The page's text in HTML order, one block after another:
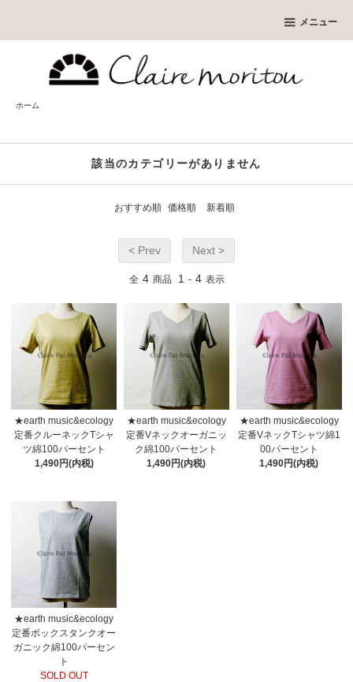
メニュー
ホーム
該当のカテゴリーがありません
おすすめ順 価格順 新着順
< Prev Next >
全 4 商品 1 - 4 表示
★earth music&ecology
定番クルーネックTシャ
ツ綿100パーセント
1,490円(内税)
★earth music&ecology
定番Vネックオーガニッ
ク綿100パーセント
1,490円(内税)
★earth music&ecology
定番VネックTシャツ綿1
00パーセント
1,490円(内税)
★earth music&ecology
定番ボックスタンクオー
ガニック綿100パーセン
ト
SOLD OUT